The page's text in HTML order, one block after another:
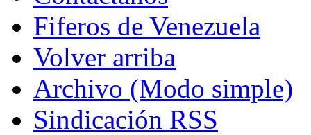
Fiferos de Venezuela
Volver arriba
Archivo (Modo simple)
Sindicación RSS